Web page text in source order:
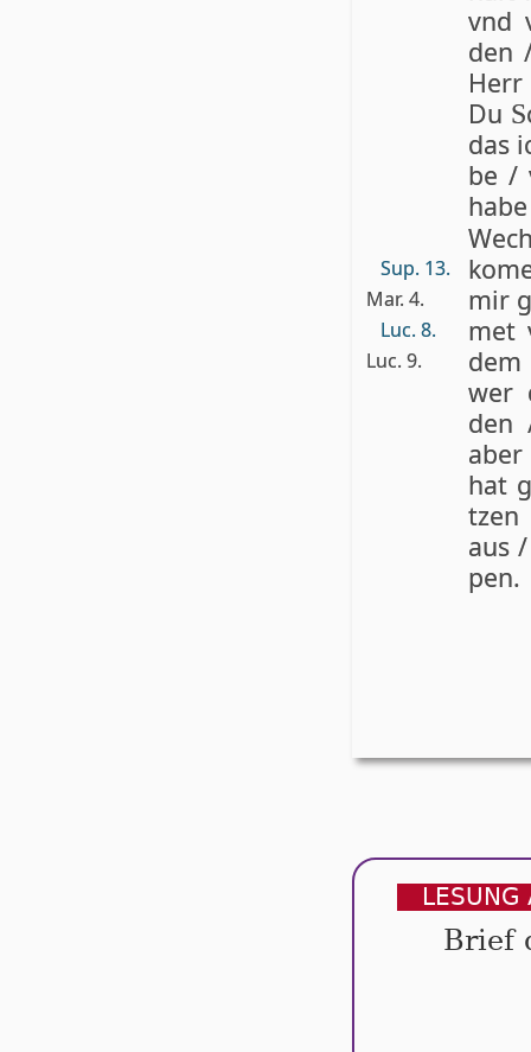
Sup. 13.
Mar. 4.
Luc. 8.
Luc. 9.
vnd
Du S
das
be /
mir
met
wer
den
hat
tzen
aus
pen.
LESUNG
Brief